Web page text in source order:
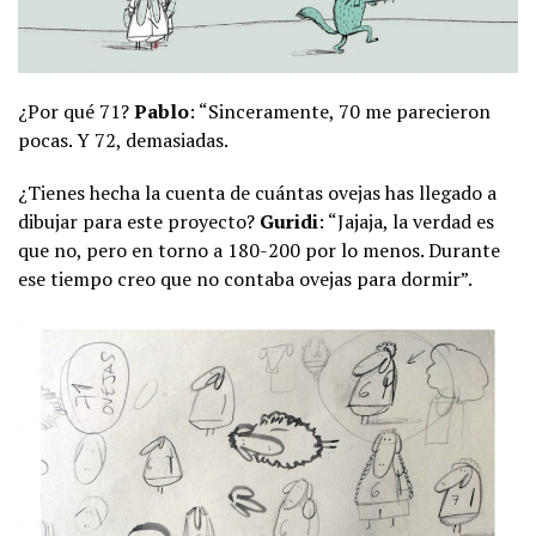
¿Por qué 71?Pablo: “Sinceramente, 70 me parecieron
pocas. Y 72, demasiadas.
¿Tienes hecha la cuenta de cuántas ovejas has llegado a
dibujar para este proyecto? Guridi: “Jajaja, la verdad es
que no, pero en torno a 180-200 por lo menos. Durante
ese tiempo creo que no contaba ovejas para dormir”.